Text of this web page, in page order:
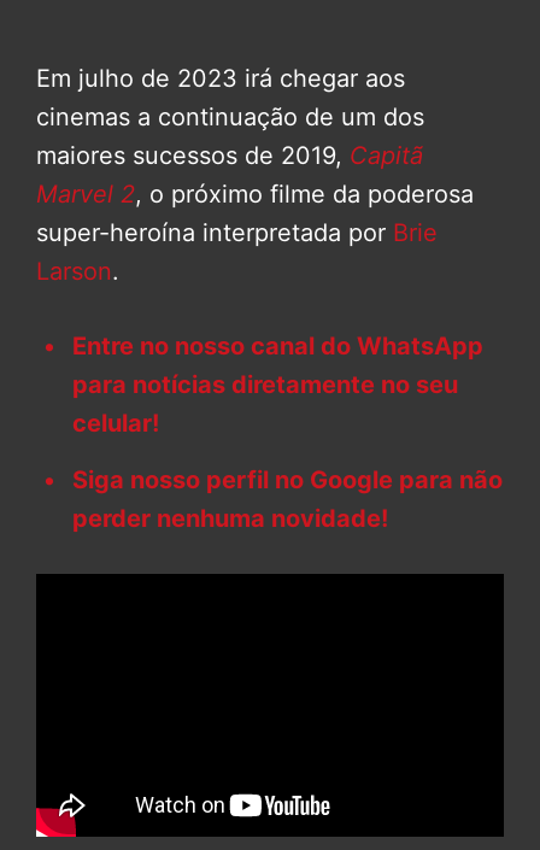
Em julho de 2023 irá chegar aos
cinemas a continuação de um dos
maiores sucessos de 2019, Capitã
Marvel 2, o próximo filme da poderosa
super-heroína interpretada por Brie
Larson.
Entre no nosso canal do WhatsApp
para notícias diretamente no seu
celular!
Siga nosso perfil no Google para não
perder nenhuma novidade!